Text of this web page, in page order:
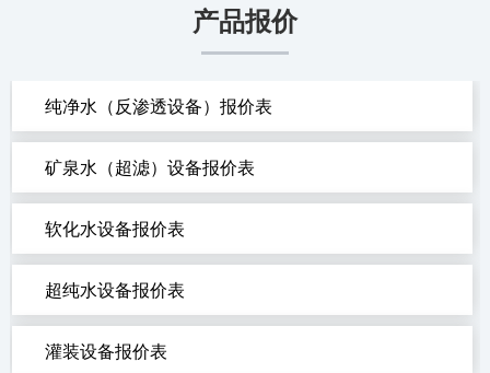
产品报价
纯净水（反渗透设备）报价表
矿泉水（超滤）设备报价表
软化水设备报价表
超纯水设备报价表
灌装设备报价表